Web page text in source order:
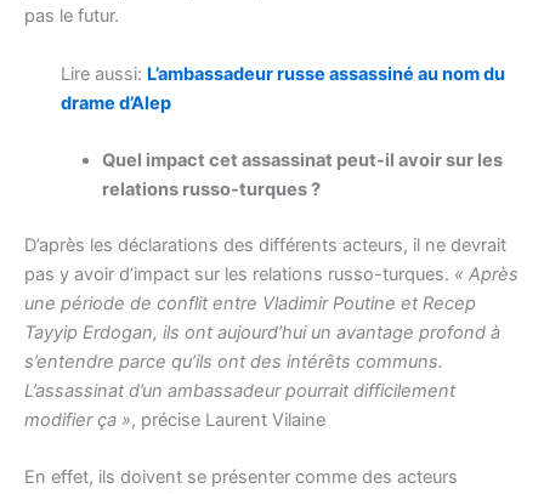
pas le futur.
Lire aussi: L’ambassadeur russe assassiné au nom du
drame d’Alep
Quel impact cet assassinat peut-il avoir sur les
relations russo-turques ?
D’après les déclarations des différents acteurs, il ne devrait
pas y avoir d’impact sur les relations russo-turques. « Après
une période de conflit entre Vladimir Poutine et Recep
Tayyip Erdogan, ils ont aujourd’hui un avantage profond à
s’entendre parce qu’ils ont des intérêts communs.
L’assassinat d’un ambassadeur pourrait difficilement
modifier ça », précise Laurent Vilaine
En effet, ils doivent se présenter comme des acteurs